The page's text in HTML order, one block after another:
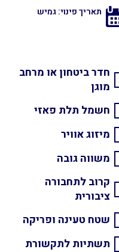
תאריך פינוי: גמיש
חדר ביטחון או מרחב
מוגן
חשמל תלת פאזי
מיזוג אוויר
משווה גובה
קרוב לתחבורה
ציבורית
שטח טעינה ופריקה
תשתיות לתקשורת